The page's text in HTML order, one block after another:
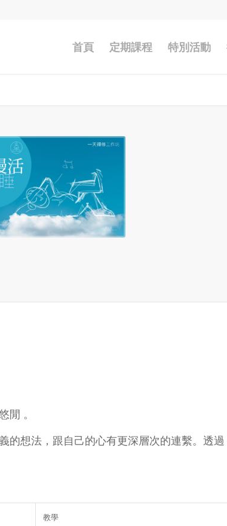
首頁 定期課程 特別活動
閒 。
想法，跟自己的心有更深層次的連繫。透
教學